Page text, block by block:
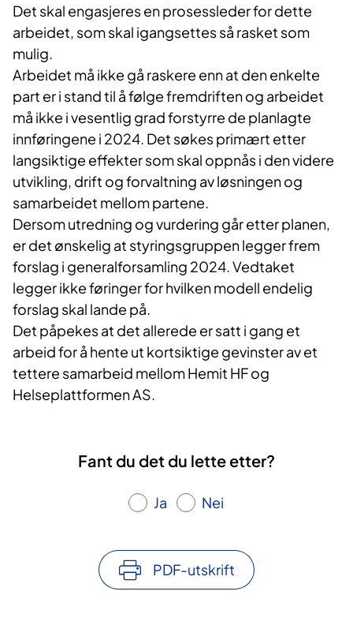
Det skal engasjeres en prosessleder for dette
arbeidet, som skal igangsettes så rasket som
mulig.
Arbeidet må ikke gå raskere enn at den enkelte
part er i stand til å følge fremdriften og arbeidet
må ikke i vesentlig grad forstyrre de planlagte
innføringene i 2024. Det søkes primært etter
langsiktige effekter som skal oppnås i den videre
utvikling, drift og forvaltning av løsningen og
samarbeidet mellom partene.
Dersom utredning og vurdering går etter planen,
er det ønskelig at styringsgruppen legger frem
forslag i generalforsamling 2024. Vedtaket
legger ikke føringer for hvilken modell endelig
forslag skal lande på.
Det påpekes at det allerede er satt i gang et
arbeid for å hente ut kortsiktige gevinster av et
tettere samarbeid mellom Hemit HF og
Helseplattformen AS.
Fant du det du lette etter?
Ja Nei
PDF-utskrift